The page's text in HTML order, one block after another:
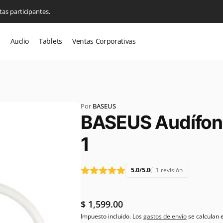
participantes.
Audio Tablets Ventas Corporativas
PorBASEUS
BASEUS
1
5.0/5.0 1 revisión
Precio
habitual
$ 1,599.00
Impuesto incluido. Losgastos de envíose calculan
Retiro disponible, normalmente está
Militares 70, Argentina Poniente
de México DF